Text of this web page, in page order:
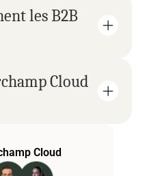
les B2B
Cloud
Cloud